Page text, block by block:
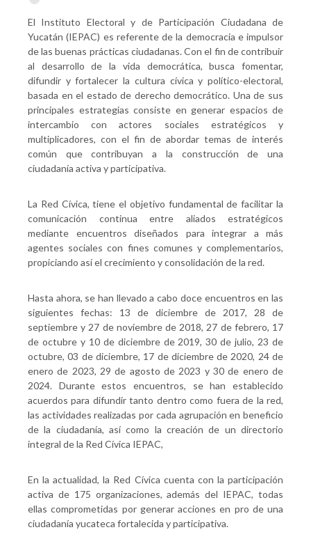
El Instituto Electoral y de Participación Ciudadana de
Yucatán (IEPAC) es referente de la democracia e impulsor
de las buenas prácticas ciudadanas. Con el fin de contribuir
al desarrollo de la vida democrática, busca fomentar,
difundir y fortalecer la cultura cívica y político-electoral,
basada en el estado de derecho democrático. Una de sus
principales estrategias consiste en generar espacios de
intercambio con actores sociales estratégicos y
multiplicadores, con el fin de abordar temas de interés
común que contribuyan a la construcción de una
ciudadanía activa y participativa.
La Red Cívica, tiene el objetivo fundamental de facilitar la
comunicación continua entre aliados estratégicos
mediante encuentros diseñados para integrar a más
agentes sociales con fines comunes y complementarios,
propiciando así el crecimiento y consolidación de la red.
Hasta ahora, se han llevado a cabo doce encuentros en las
siguientes fechas: 13 de diciembre de 2017, 28 de
septiembre y 27 de noviembre de 2018, 27 de febrero, 17
de octubre y 10 de diciembre de 2019, 30 de julio, 23 de
octubre, 03 de diciembre, 17 de diciembre de 2020, 24 de
enero de 2023, 29 de agosto de 2023 y 30 de enero de
2024. Durante estos encuentros, se han establecido
acuerdos para difundir tanto dentro como fuera de la red,
las actividades realizadas por cada agrupación en beneficio
de la ciudadanía, así como la creación de un directorio
integral de la Red Cívica IEPAC,
En la actualidad, la Red Cívica cuenta con la participación
activa de 175 organizaciones, además del IEPAC, todas
ellas comprometidas por generar acciones en pro de una
ciudadanía yucateca fortalecida y participativa.